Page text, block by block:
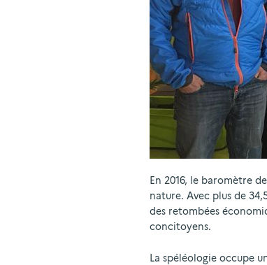
En 2016, le baromètre
nature. Avec plus de
des retombées
concitoyens.
La spéléologie occupe